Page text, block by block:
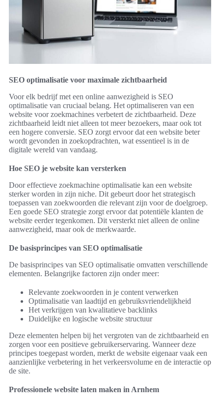
SEO optimalisatie voor maximale zichtbaarheid
Voor elk bedrijf met een online aanwezigheid is SEO
optimalisatie van cruciaal belang. Het optimaliseren van een
website voor zoekmachines verbetert de zichtbaarheid. Deze
zichtbaarheid leidt niet alleen tot meer bezoekers, maar ook tot
een hogere conversie. SEO zorgt ervoor dat een website beter
wordt gevonden in zoekopdrachten, wat essentieel is in de
digitale wereld van vandaag.
Hoe SEO je website kan versterken
Door effectieve zoekmachine optimalisatie kan een website
sterker worden in zijn niche. Dit gebeurt door het strategisch
toepassen van zoekwoorden die relevant zijn voor de doelgroep.
Een goede SEO strategie zorgt ervoor dat potentiële klanten de
website eerder tegenkomen. Dit versterkt niet alleen de online
aanwezigheid, maar ook de merkwaarde.
De basisprincipes van SEO optimalisatie
De basisprincipes van SEO optimalisatie omvatten verschillende
elementen. Belangrijke factoren zijn onder meer:
Relevante zoekwoorden in je content verwerken
Optimalisatie van laadtijd en gebruiksvriendelijkheid
Het verkrijgen van kwalitatieve backlinks
Duidelijke en logische website structuur
Deze elementen helpen bij het vergroten van de zichtbaarheid en
zorgen voor een positieve gebruikerservaring. Wanneer deze
principes toegepast worden, merkt de website eigenaar vaak een
aanzienlijke verbetering in het verkeersvolume en de interactie op
de site.
Professionele website laten maken in Arnhem